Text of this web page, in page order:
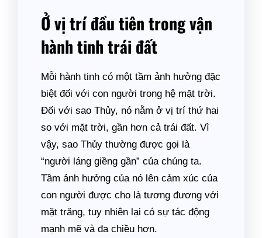
Ở vị trí đầu tiên trong vận
hành tinh trái đất
Mỗi hành tinh có một tầm ảnh hưởng đặc
biệt đối với con người trong hệ mặt trời.
Đối với sao Thủy, nó nằm ở vị trí thứ hai
so với mặt trời, gần hơn cả trái đất. Vì
vậy, sao Thủy thường được gọi là
“người láng giềng gần” của chúng ta.
Tầm ảnh hưởng của nó lên cảm xúc của
con người được cho là tương đương với
mặt trăng, tuy nhiên lại có sự tác động
mạnh mẽ và đa chiều hơn.